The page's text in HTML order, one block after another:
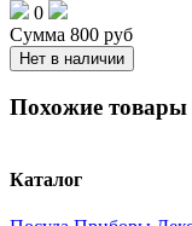
0
Сумма 800 руб
Нет в наличии
Похожие товары
Каталог